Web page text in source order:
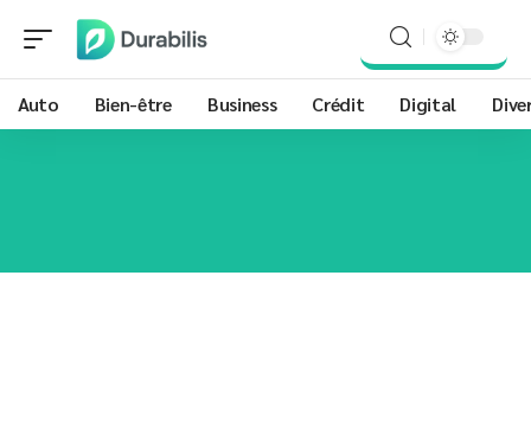
Auto Bien-être Business Crédit Digital